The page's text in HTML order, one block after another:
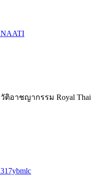
ติอาชญากรรม Royal Thai